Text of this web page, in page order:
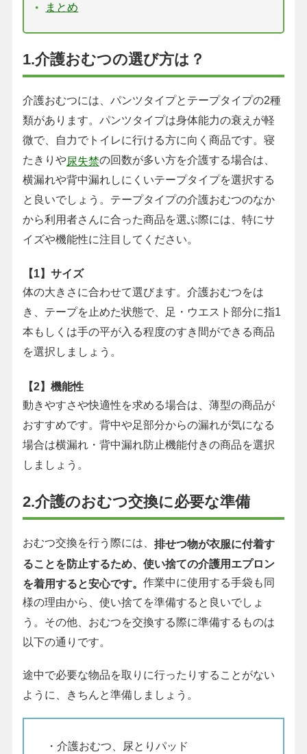
まとめ
1.介護おむつの選び方は？
介護おむつには、パンツタイプとテープタイプの2種
類があります。パンツタイプは身体能力の衰えが軽
微で、自力でトイレに行ける方に向く商品です。寝
たきりや尿失禁の回数が多い方を介護する場合は、
横漏れや背中漏れしにくいテープタイプを選択する
と良いでしょう。テープタイプの介護おむつのなか
から利用者さんに合った商品を選ぶ際には、特にサ
イズや機能性に注目してください。
【1】サイズ
体の大きさに合わせて選びます。介護おむつをは
き、テープを止めた状態で、足・ウエスト部分に指1
本もしくは手の平が入る程度のすき間ができる商品
を選択しましょう。
【2】機能性
動きやすさや快適性を求める場合は、薄型の商品が
おすすめです。背中や足部分からの漏れが気になる
場合は横漏れ・背中漏れ防止機能付きの商品を選択
しましょう。
2.介護のおむつ交換に必要な準備
おむつ交換を行う際には、 排せつ物が衣服に付着す
ることを防止するため、使い捨ての介護用エプロン
を着用すると安心です。 作業中に使用する手袋も同
様の理由から、使い捨てを準備すると良いでしょ
う。その他、おむつを交換する際に準備するものは
以下の通りです。
途中で必要な物品を取りに行ったりすることがない
ように、きちんと準備しましょう。
・介護おむつ、尿とりパッド